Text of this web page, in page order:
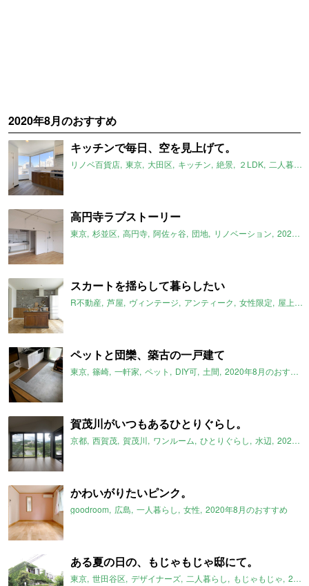
2020年8月のおすすめ
キッチンで毎日、空を見上げて。
リノベ百貨店 東京 大田区 キッチン 絶景 ２LDK 二人暮らし
高円寺ラブストーリー
東京 杉並区 高円寺 阿佐ヶ谷 団地 リノベーション 2020年8月のおすすめ
スカートを揺らして暮らしたい
R不動産 芦屋 ヴィンテージ アンティーク 女性限定 屋上付き
ペットと団欒、築古の一戸建て
東京 篠崎 一軒家 ペット DIY可 土間 2020年8月のおすすめ
賀茂川がいつもあるひとりぐらし。
京都 西賀茂 賀茂川 ワンルーム ひとりぐらし 水辺 2020年8月のおすすめ
かわいがりたいピンク。
goodroom 広島 一人暮らし 女性 2020年8月のおすすめ
ある夏の日の、もじゃもじゃ邸にて。
東京 世田谷区 デザイナーズ 二人暮らし もじゃもじゃ 2020年8月のおすすめ